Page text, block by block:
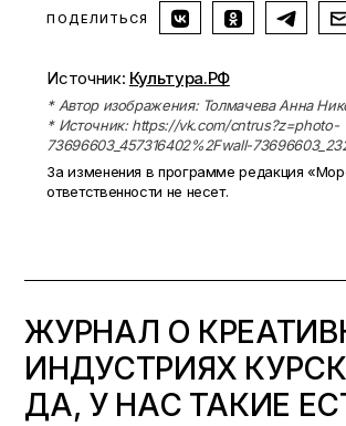
ПОДЕЛИТЬСЯ
Источник: Культура.РФ
* Автор изображения: Толмачева Анна
* Источник: https://vk.com/cntrus?z=photo-
73696603_457316402%2Fwall-
За изменения в программе редакция
ответственности не несет.
ЖУРНАЛ О
ИНДУСТРИЯХ
ДА, У НАС ТАКИЕ